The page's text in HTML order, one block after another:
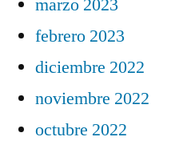
marzo 2023
febrero 2023
diciembre 2022
noviembre 2022
octubre 2022